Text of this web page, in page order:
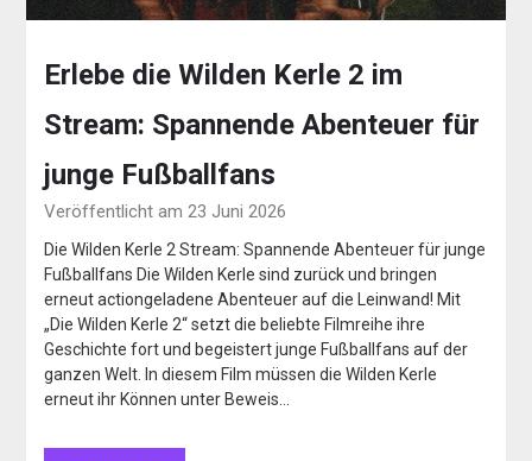
Erlebe die Wilden Kerle 2 im
Stream: Spannende Abenteuer für
junge Fußballfans
Veröffentlicht am 23 Juni 2026
Die Wilden Kerle 2 Stream: Spannende Abenteuer für junge
Fußballfans Die Wilden Kerle sind zurück und bringen
erneut actiongeladene Abenteuer auf die Leinwand! Mit
„Die Wilden Kerle 2“ setzt die beliebte Filmreihe ihre
Geschichte fort und begeistert junge Fußballfans auf der
ganzen Welt. In diesem Film müssen die Wilden Kerle
erneut ihr Können unter Beweis…